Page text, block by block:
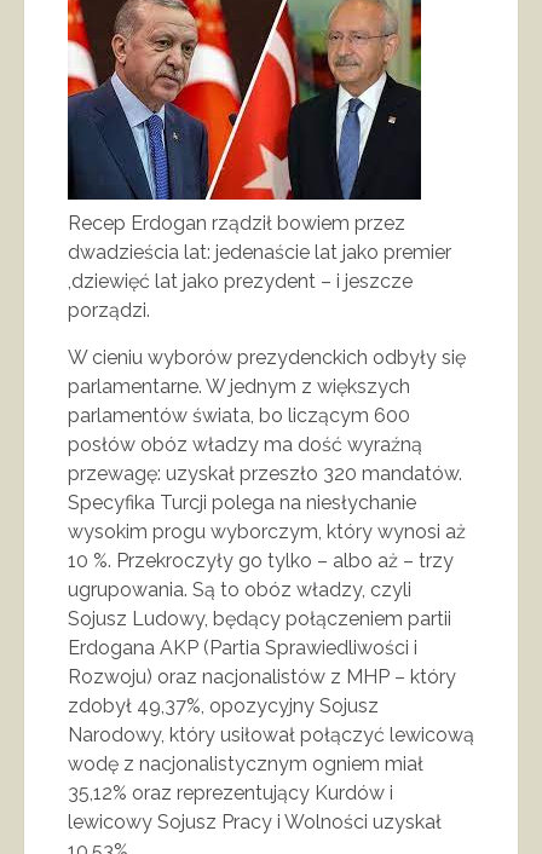
Recep Erdogan rządził bowiem przez
dwadzieścia lat: jedenaście lat jako premier
,dziewięć lat jako prezydent – i jeszcze
porządzi.
W cieniu wyborów prezydenckich odbyły się
parlamentarne. W jednym z większych
parlamentów świata, bo liczącym 600
posłów obóz władzy ma dość wyraźną
przewagę: uzyskał przeszło 320 mandatów.
Specyfika Turcji polega na niesłychanie
wysokim progu wyborczym, który wynosi aż
10 %. Przekroczyły go tylko – albo aż – trzy
ugrupowania. Są to obóz władzy, czyli
Sojusz Ludowy, będący połączeniem partii
Erdogana AKP (Partia Sprawiedliwości i
Rozwoju) oraz nacjonalistów z MHP – który
zdobył 49,37%, opozycyjny Sojusz
Narodowy, który usiłował połączyć lewicową
wodę z nacjonalistycznym ogniem miał
35,12% oraz reprezentujący Kurdów i
lewicowy Sojusz Pracy i Wolności uzyskał